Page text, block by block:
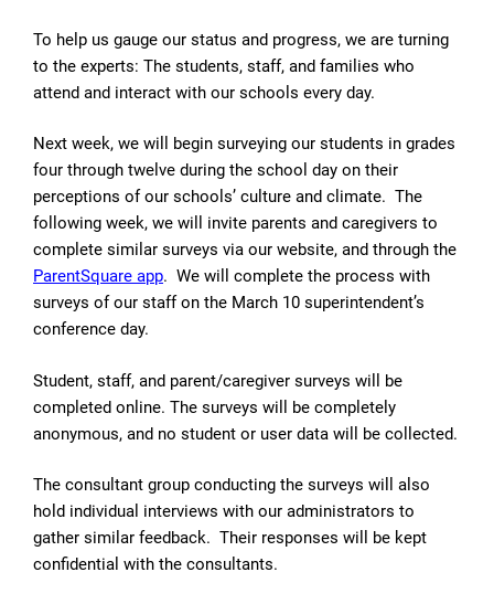
To help us gauge our status and progress, we are turning
to the experts: The students, staff, and families who
attend and interact with our schools every day.
Next week, we will begin surveying our students in grades
four through twelve during the school day on their
perceptions of our schools’ culture and climate. The
following week, we will invite parents and caregivers to
complete similar surveys via our website, and through the
ParentSquare app. We will complete the process with
surveys of our staff on the March 10 superintendent’s
conference day.
Student, staff, and parent/caregiver surveys will be
completed online. The surveys will be completely
anonymous, and no student or user data will be collected.
The consultant group conducting the surveys will also
hold individual interviews with our administrators to
gather similar feedback. Their responses will be kept
confidential with the consultants.